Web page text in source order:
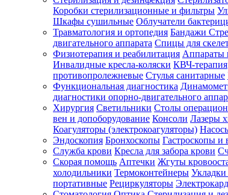
Зарегистрироваться
Зачем
регистрироваться?
Все
покупки
в
одном
месте
Личный
менеджер
Коробки стерилизационные и фильтры
Шкафы сушильные Облучатели
Травматология и ортопедия Бандажи
двигательного аппарата Спицы для
Физиотерапия и реабилитация Аппараты
Инвалидные кресла-коляски КВЧ-терапия
противопролежневые Стулья санитарные
Функциональная диагностика
диагностики опорно-двигательного
Хирургия Светильники Столы
вен и допоборудование Консоли Лазеры
Коагуляторы (электрокоагуляторы)
Эндоскопия Бронхоскопы Гастроскопы и
Служба крови Кресла для забора крови
Скорая помощь Аптечки Жгуты
холодильники Термоконтейнеры
портативные Рециркуляторы